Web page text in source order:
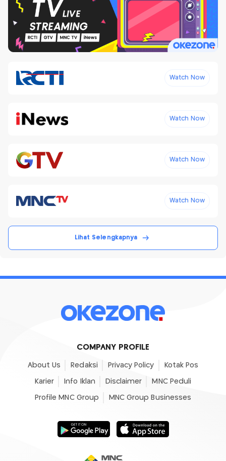
Watch Now
Watch Now
Watch Now
Watch Now
Lihat Selengkapnya
COMPANY PROFILE
About Us Redaksi Privacy Policy Kotak Pos
Karier Info Iklan Disclaimer MNC Peduli
Profile MNC Group MNC Group Businesses